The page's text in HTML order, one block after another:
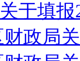
于填报
政局